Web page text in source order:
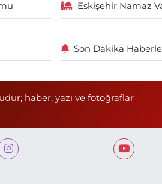
Eskişehir Namaz
Son Dakika
haber, yazı ve fotoğraflar